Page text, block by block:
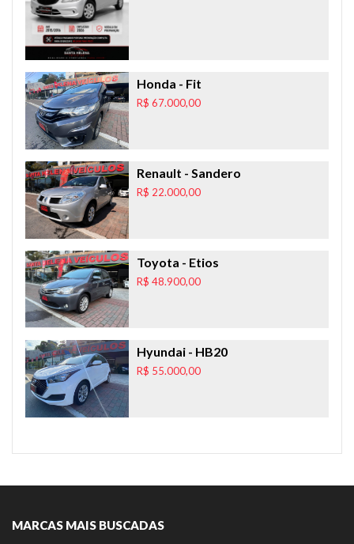
Honda - Fit
R$ 67.000,00
Renault - Sandero
R$ 22.000,00
Toyota - Etios
R$ 48.900,00
Hyundai- HB20
R$ 55.000,00
MARCAS MAIS BUSCADAS